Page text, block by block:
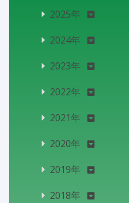
2025年
2024年
2023年
2022年
2021年
2020年
2019年
2018年